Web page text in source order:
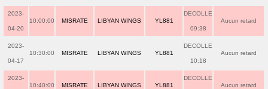
2023-
04-20
10:00:00 MISRATE LIBYAN WINGS YL881
DECOLLE
09:38
Aucun retard
2023-
04-17
10:30:00 MISRATE LIBYAN WINGS YL881
DECOLLE
10:18
Aucun retard
2023-
10:40:00 MISRATE LIBYAN WINGS YL881
DECOLLE
Aucun retard